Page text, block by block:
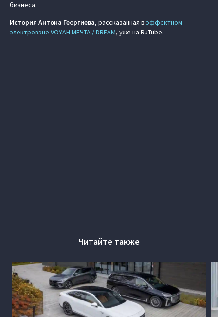
бизнеса.
История Антона Георгиева, рассказанная в эффектном
электровэне VOYAH МЕЧТА / DREAM, уже на RuTube.
Читайте также